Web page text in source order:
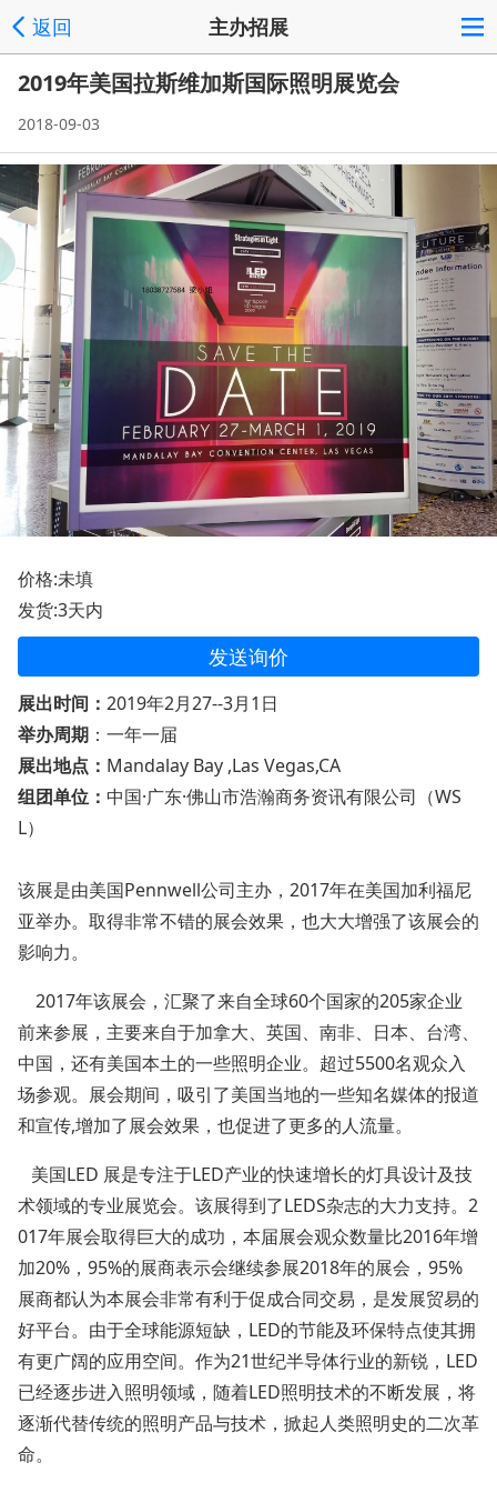
返回 主办招展
2019年美国拉斯维加斯国际照明展览会
2018-09-03
价格:未填
发货:3天内
发送询价
展出时间： 2019年2月27--3月1日
举办周期 ：一年一届
展出地点： Mandalay Bay ,Las Vegas,CA
组团单位： 中国·广东·佛山市浩瀚商务资讯有限公司（WS
L）
该展是由美国Pennwell公司主办，2017年在美国加利福尼
亚举办。取得非常不错的展会效果，也大大增强了该展会的
影响力。
2017年该展会，汇聚了来自全球60个国家的205家企业
前来参展，主要来自于加拿大、英国、南非、日本、台湾、
中国，还有美国本土的一些照明企业。超过5500名观众入
场参观。展会期间，吸引了美国当地的一些知名媒体的报道
和宣传,增加了展会效果，也促进了更多的人流量。
美国LED 展是专注于LED产业的快速增长的灯具设计及技
术领域的专业展览会。该展得到了LEDS杂志的大力支持。2
017年展会取得巨大的成功，本届展会观众数量比2016年增
加20%，95%的展商表示会继续参展2018年的展会，95%
展商都认为本展会非常有利于促成合同交易，是发展贸易的
好平台。由于全球能源短缺，LED的节能及环保特点使其拥
有更广阔的应用空间。作为21世纪半导体行业的新锐，LED
已经逐步进入照明领域，随着LED照明技术的不断发展，将
逐渐代替传统的照明产品与技术，掀起人类照明史的二次革
命。